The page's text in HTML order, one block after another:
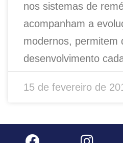
nos sistemas de
acompanham a
modernos, permitem
desenvolvimento
15 de fevereiro de